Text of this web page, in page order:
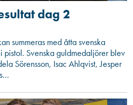
dag 2
summeras med åtta svenska
pistol. Svenska guldmedaljörer blev
Sörensson, Isac Ahlqvist, Jesper